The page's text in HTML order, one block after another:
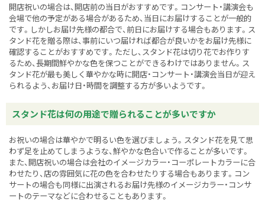
開店祝いの場合は、開店前の当日がおすすめです。コンサート・講演会も
会場で他の予定がある場合があるため、当日にお届けすることが一般的
です。しかしお届け先様の都合で、前日にお届けする場合もあります。ス
タンド花を贈る際は、事前にいつ届ければ都合が良いかをお届け先様に
確認することがおすすめです。ただし、スタンド花は切り花でお作りす
るため、長期間鮮やかな色を保つことができるわけではありません。ス
タンド花が最も美しく華やかな時に開店・コンサート・講演会当日が迎え
られるよう、お届け日・時間を調整する方が多いようです。
スタンド花は何の用途で贈られることが多いですか
お祝いの場合は華やかで明るい色を選びましょう。スタンド花を見て思
わず足を止めてしまうような、鮮やかな色合いで作ることが多いです。
また、開店祝いの場合は会社のイメージカラー・コーポレートカラーに合
わせたり、店の雰囲気に花の色を合わせたりする場合もあります。コン
サートの場合も同様に出演されるお届け先様のイメージカラー・コンサ
ートのテーマなどに合わせることもあります。